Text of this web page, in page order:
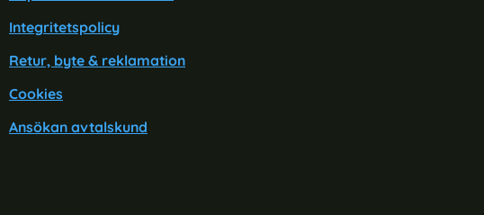
Integritetspolicy
Retur, byte & reklamation
Cookies
Ansökan avtalskund